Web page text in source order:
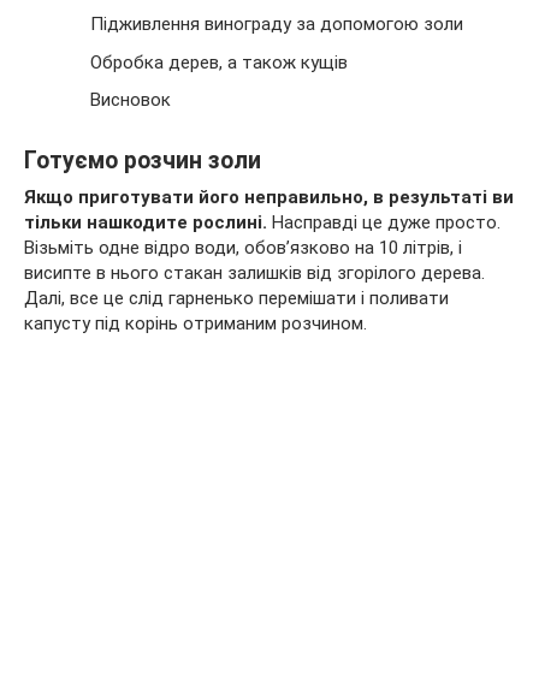
Підживлення винограду за допомогою золи
Обробка дерев, а також кущів
Висновок
Готуємо розчин золи
Якщо приготувати його неправильно, в результаті ви
тільки нашкодите рослині. Насправді це дуже просто.
Візьміть одне відро води, обов’язково на 10 літрів, і
висипте в нього стакан залишків від згорілого дерева.
Далі, все це слід гарненько перемішати і поливати
капусту під корінь отриманим розчином.